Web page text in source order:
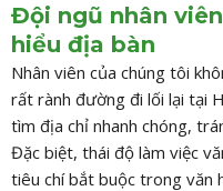
Đội ngũ nhân
hiểu địa bàn
Nhân viên của chúng tôi
rất rành đường đi lối lại tại
tìm địa chỉ nhanh chóng,
Đặc biệt, thái độ làm việc
tiêu chí bắt buộc trong văn